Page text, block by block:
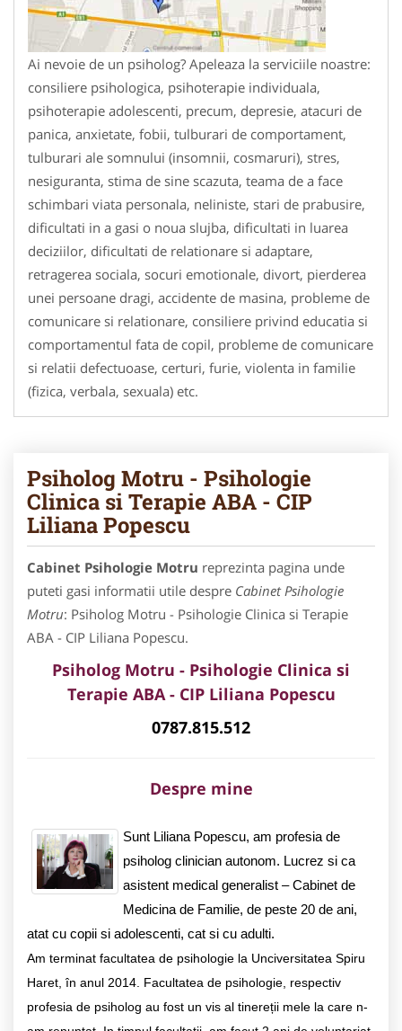
Ai nevoie de un psiholog? Apeleaza la serviciile noastre:
consiliere psihologica, psihoterapie individuala,
psihoterapie adolescenti, precum, depresie, atacuri de
panica, anxietate, fobii, tulburari de comportament,
tulburari ale somnului (insomnii, cosmaruri), stres,
nesiguranta, stima de sine scazuta, teama de a face
schimbari viata personala, neliniste, stari de prabusire,
dificultati in a gasi o noua slujba, dificultati in luarea
deciziilor, dificultati de relationare si adaptare,
retragerea sociala, socuri emotionale, divort, pierderea
unei persoane dragi, accidente de masina, probleme de
comunicare si relationare, consiliere privind educatia si
comportamentul fata de copil, probleme de comunicare
si relatii defectuoase, certuri, furie, violenta in familie
(fizica, verbala, sexuala) etc.
Psiholog Motru - Psihologie
Clinica si Terapie ABA - CIP
Liliana Popescu
Cabinet Psihologie Motru reprezinta pagina unde
puteti gasi informatii utile despre Cabinet Psihologie
Motru: Psiholog Motru - Psihologie Clinica si Terapie
ABA - CIP Liliana Popescu.
Psiholog Motru - Psihologie Clinica si
Terapie ABA- CIP Liliana Popescu
0787.815.512
Despre mine
Sunt Liliana Popescu, am profesia de
psiholog clinician autonom. Lucrez si ca
asistent medical generalist – Cabinet de
Medicina de Familie, de peste 20 de ani,
atat cu copii si adolescenti, cat si cu adulti.
Am terminat facultatea de psihologie la Unciversitatea Spiru
Haret, în anul 2014. Facultatea de psihologie, respectiv
profesia de psiholog au fost un vis al tinereții mele la care n-